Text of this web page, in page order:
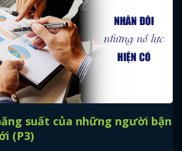
suất của những người bận
(P3)